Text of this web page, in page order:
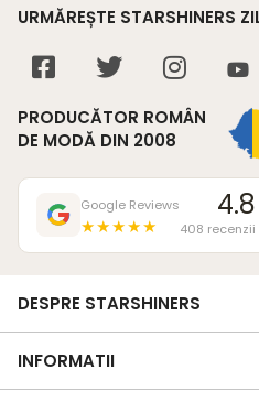
URMĂREȘTE STARSHINERS
PRODUCĂTOR ROMÂN
DE MODĂ DIN 2008
Google Reviews
★★★★★
4.8
408 recenzii
DESPRE STARSHINERS
INFORMATII